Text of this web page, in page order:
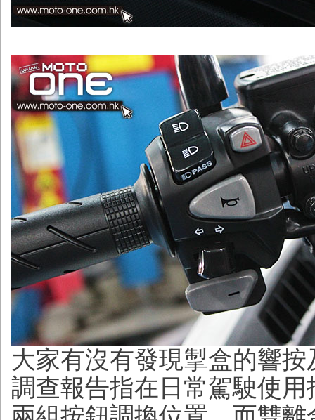
大家有沒有發現掣盒的響
調查報告指在日常駕駛使